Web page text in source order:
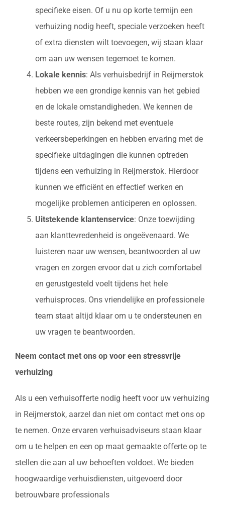
specifieke eisen. Of u nu op korte termijn een
verhuizing nodig heeft, speciale verzoeken heeft
of extra diensten wilt toevoegen, wij staan klaar
om aan uw wensen tegemoet te komen.
Lokale kennis: Als verhuisbedrijf in Reijmerstok
hebben we een grondige kennis van het gebied
en de lokale omstandigheden. We kennen de
beste routes, zijn bekend met eventuele
verkeersbeperkingen en hebben ervaring met de
specifieke uitdagingen die kunnen optreden
tijdens een verhuizing in Reijmerstok. Hierdoor
kunnen we efficiënt en effectief werken en
mogelijke problemen anticiperen en oplossen.
Uitstekende klantenservice: Onze toewijding
aan klanttevredenheid is ongeëvenaard. We
luisteren naar uw wensen, beantwoorden al uw
vragen en zorgen ervoor dat u zich comfortabel
en gerustgesteld voelt tijdens het hele
verhuisproces. Ons vriendelijke en professionele
team staat altijd klaar om u te ondersteunen en
uw vragen te beantwoorden.
Neem contact met ons op voor een stressvrije
verhuizing
Als u een verhuisofferte nodig heeft voor uw verhuizing
in Reijmerstok, aarzel dan niet om contact met ons op
te nemen. Onze ervaren verhuisadviseurs staan klaar
om u te helpen en een op maat gemaakte offerte op te
stellen die aan al uw behoeften voldoet. We bieden
hoogwaardige verhuisdiensten, uitgevoerd door
betrouwbare professionals